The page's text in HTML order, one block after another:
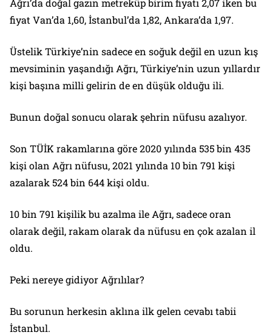
Ağrı’da doğal gazın metreküp birim fiyatı 2,07 iken bu
fiyat Van’da 1,60, İstanbul’da 1,82, Ankara’da 1,97.
Üstelik Türkiye’nin sadece en soğuk değil en uzun kış
mevsiminin yaşandığı Ağrı, Türkiye’nin uzun yıllardır
kişi başına milli gelirin de en düşük olduğu ili.
Bunun doğal sonucu olarak şehrin nüfusu azalıyor.
Son TÜİK rakamlarına göre 2020 yılında 535 bin 435
kişi olan Ağrı nüfusu, 2021 yılında 10 bin 791 kişi
azalarak 524 bin 644 kişi oldu.
10 bin 791 kişilik bu azalma ile Ağrı, sadece oran
olarak değil, rakam olarak da nüfusu en çok azalan il
oldu.
Peki nereye gidiyor Ağrılılar?
Bu sorunun herkesin aklına ilk gelen cevabı tabii
İstanbul.